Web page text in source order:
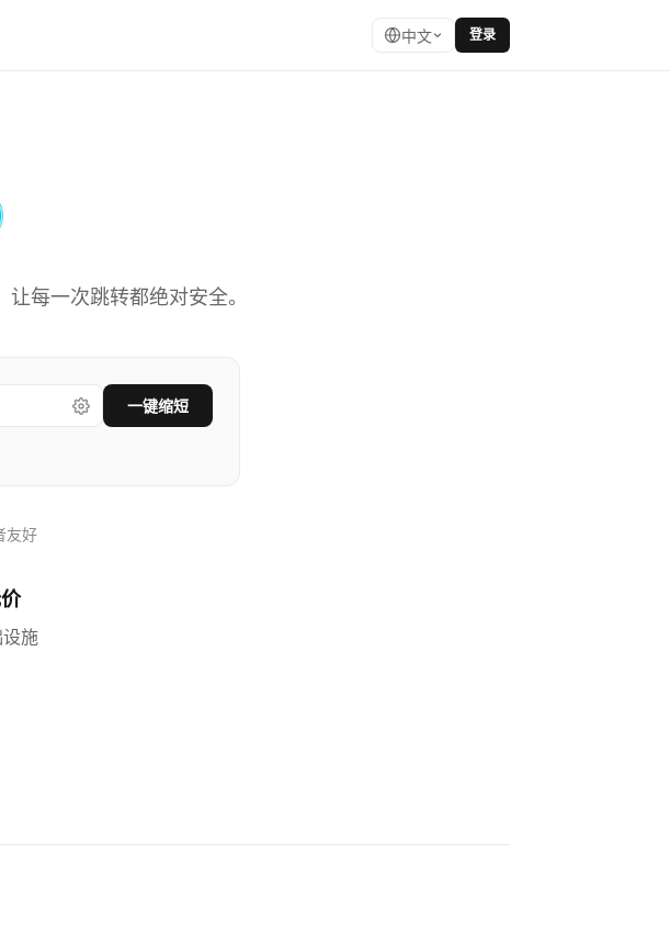
中文 登录
生成短链接， 毫
每一次跳转都绝对安全。
一键缩短
友好
施